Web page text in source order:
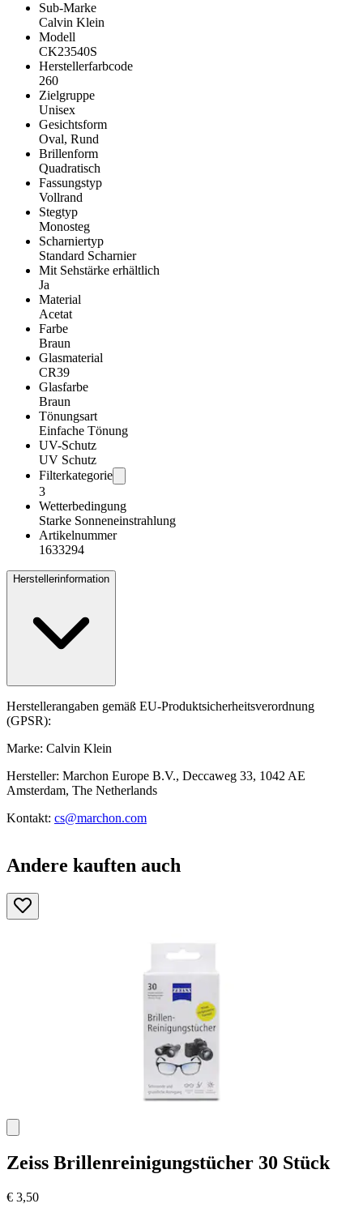
Sub-Marke
Calvin Klein
Modell
CK23540S
Herstellerfarbcode
260
Zielgruppe
Unisex
Gesichtsform
Oval, Rund
Brillenform
Quadratisch
Fassungstyp
Vollrand
Stegtyp
Monosteg
Scharniertyp
Standard Scharnier
Mit Sehstärke erhältlich
Ja
Material
Acetat
Farbe
Braun
Glasmaterial
CR39
Glasfarbe
Braun
Tönungsart
Einfache Tönung
UV-Schutz
UV Schutz
Filterkategorie
3
Wetterbedingung
Starke Sonneneinstrahlung
Artikelnummer
1633294
Herstellerinformation
Herstellerangaben gemäß EU-Produktsicherheitsverordnung
(GPSR):
Marke: Calvin Klein
Hersteller: Marchon Europe B.V., Deccaweg 33, 1042 AE
Amsterdam, The Netherlands
Kontakt: cs@marchon.com
Andere kauften auch
Zeiss Brillenreinigungstücher 30 Stück
€ 3,50